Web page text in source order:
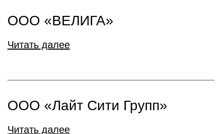
ООО «ВЕЛИГА»
Читать далее
ООО «Лайт Сити Групп»
Читать далее